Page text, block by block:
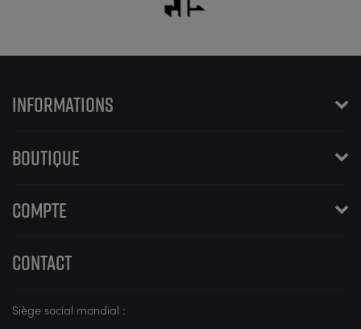
INFORMATIONS
BOUTIQUE
COMPTE
CONTACT
Siège social mondial :